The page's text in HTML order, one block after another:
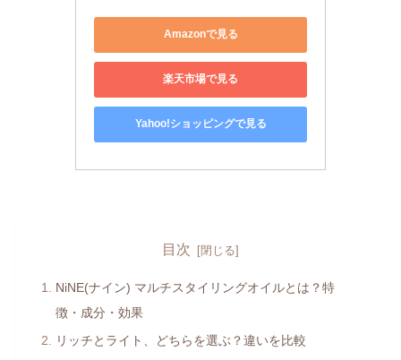
Amazonで見る
楽天市場で見る
Yahoo!ショッピングで見る
目次
NiNE(ナイン) マルチスタイリングオイルとは？特
徴・成分・効果
リッチとライト、どちらを選ぶ？違いを比較